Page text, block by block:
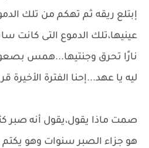
إبتلع ريقه ثم تهكم من تلك
عينيها،تلك الدموع التى كانت
نارًا تحرق وجنتيها...همس
ليه يا عهد...إحنا الفترة
صمت ماذا يقول،يقول أنه صبر
هو جزاء الصبر سنوات وهو